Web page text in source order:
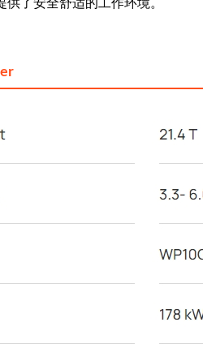
了安全舒适的工作环境。